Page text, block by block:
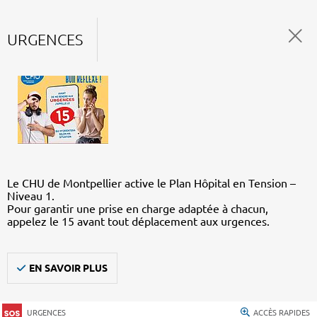
URGENCES
Le CHU de Montpellier active le Plan Hôpital en Tension –
Niveau 1.
Pour garantir une prise en charge adaptée à chacun,
appelez le 15 avant tout déplacement aux urgences.
EN SAVOIR PLUS
URGENCES ACCÈS RAPIDES